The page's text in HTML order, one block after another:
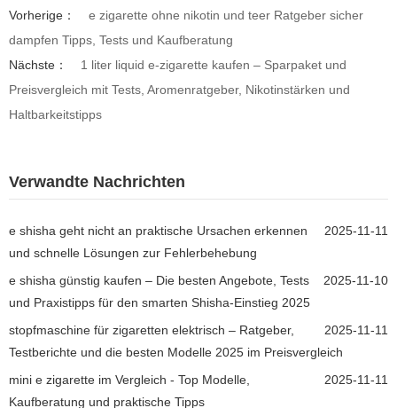
Vorherige：
e zigarette ohne nikotin und teer Ratgeber sicher
dampfen Tipps, Tests und Kaufberatung
Nächste：
1 liter liquid e-zigarette kaufen – Sparpaket und
Preisvergleich mit Tests, Aromenratgeber, Nikotinstärken und
Haltbarkeitstipps
Verwandte Nachrichten
2025-11-11
e shisha geht nicht an praktische Ursachen erkennen
und schnelle Lösungen zur Fehlerbehebung
2025-11-10
e shisha günstig kaufen – Die besten Angebote, Tests
und Praxistipps für den smarten Shisha-Einstieg 2025
2025-11-11
stopfmaschine für zigaretten elektrisch – Ratgeber,
Testberichte und die besten Modelle 2025 im Preisvergleich
2025-11-11
mini e zigarette im Vergleich - Top Modelle,
Kaufberatung und praktische Tipps